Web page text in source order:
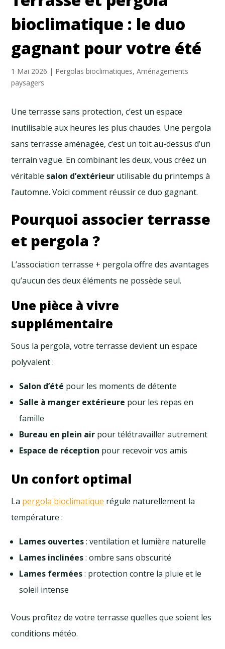
bioclimatique : le duo
gagnant pour votre été
1 Mai 2026 | Pergolas bioclimatiques,Aménagements
paysagers
Une terrasse sans protection, c’est un espace
inutilisable aux heures les plus chaudes. Une pergola
sans terrasse aménagée, c’est un toit au-dessus d’un
terrain vague. En combinant les deux, vous créez un
véritable salon d’extérieur utilisable du printemps à
l’automne. Voici comment réussir ce duo gagnant.
Pourquoi associer terrasse
et pergola ?
L’association terrasse + pergola offre des avantages
qu’aucun des deux éléments ne possède seul.
Une pièce à vivre
supplémentaire
Sous la pergola, votre terrasse devient un espace
polyvalent :
Salon d’été pour les moments de détente
Salle à manger extérieure pour les repas en
famille
Bureau en plein air pour télétravailler autrement
Espace de réception pour recevoir vos amis
Un confort optimal
La pergola bioclimatique régule naturellement la
température :
Lames ouvertes: ventilation et lumière naturelle
Lames inclinées: ombre sans obscurité
Lames fermées: protection contre la pluie et le
soleil intense
Vous profitez de votre terrasse quelles que soient les
conditions météo.